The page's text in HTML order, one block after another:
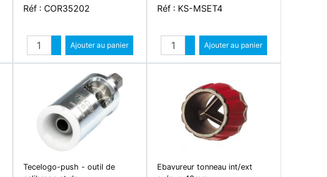
Réf : COR35202
Quantité
Augmenter quantité
Diminuer quantité
Ajouter au panier
Réf : KS-MSET4
Quantité
Augmenter quantité
Diminuer quantité
Ajouter au panier
Tecelogo-push - outil de
Ebavureur tonneau int/ext